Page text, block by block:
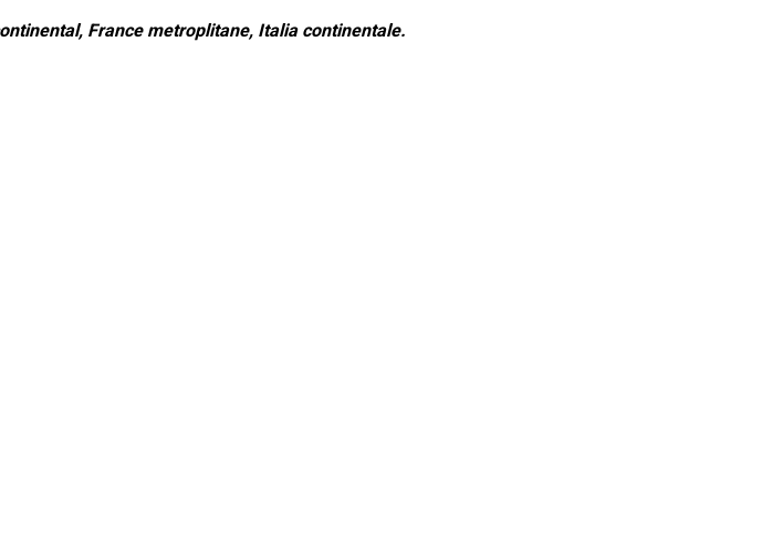
France metroplitane, Italia continentale.